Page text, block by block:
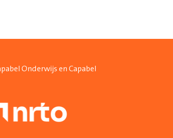
Onderwijs en Capabel